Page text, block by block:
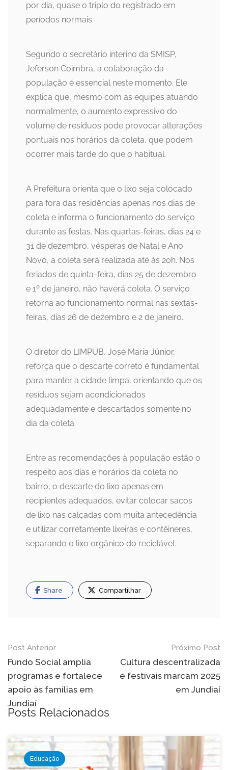
por dia, quase o triplo do registrado em
períodos normais.
Segundo o secretário interino da SMISP,
Jeferson Coimbra, a colaboração da
população é essencial neste momento. Ele
explica que, mesmo com as equipes atuando
normalmente, o aumento expressivo do
volume de resíduos pode provocar alterações
pontuais nos horários da coleta, que podem
ocorrer mais tarde do que o habitual.
A Prefeitura orienta que o lixo seja colocado
para fora das residências apenas nos dias de
coleta e informa o funcionamento do serviço
durante as festas. Nas quartas-feiras, dias 24 e
31 de dezembro, vésperas de Natal e Ano
Novo, a coleta será realizada até às 20h. Nos
feriados de quinta-feira, dias 25 de dezembro
e 1º de janeiro, não haverá coleta. O serviço
retorna ao funcionamento normal nas sextas-
feiras, dias 26 de dezembro e 2 de janeiro.
O diretor do LIMPUB, José Maria Júnior,
reforça que o descarte correto é fundamental
para manter a cidade limpa, orientando que os
resíduos sejam acondicionados
adequadamente e descartados somente no
dia da coleta.
Entre as recomendações à população estão o
respeito aos dias e horários da coleta no
bairro, o descarte do lixo apenas em
recipientes adequados, evitar colocar sacos
de lixo nas calçadas com muita antecedência
e utilizar corretamente lixeiras e contêineres,
separando o lixo orgânico do reciclável.
Share Compartilhar
Navegação
de
Post
Post Anterior
Fundo Social amplia
programas e fortalece
apoio às famílias em
Jundiaí
Próximo Post
Cultura descentralizada
e festivais marcam 2025
em Jundiaí
Posts Relacionados
Educação